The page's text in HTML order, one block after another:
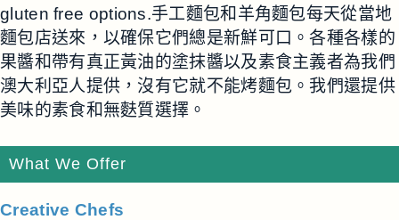
gluten free options.手工麵包和羊角麵包每天從當地
麵包店送來，以確保它們總是新鮮可口。各種各樣的
果醬和帶有真正黃油的塗抹醬以及素食主義者為我們
澳大利亞人提供，沒有它就不能烤麵包。我們還提供
美味的素食和無麩質選擇。
What We Offer
Creative Chefs